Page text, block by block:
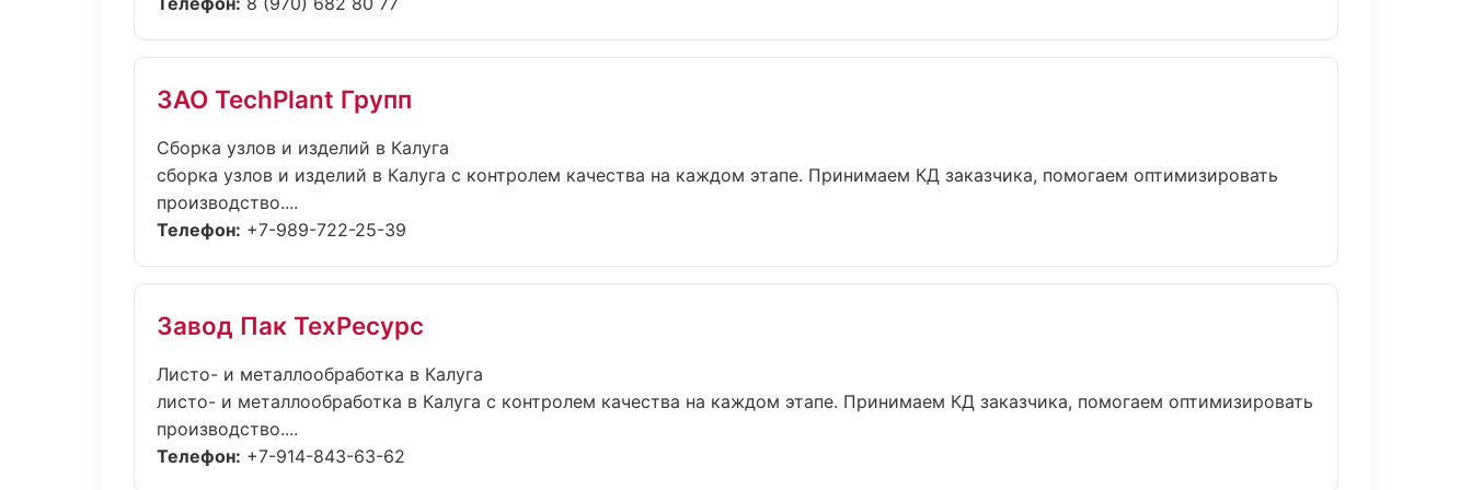
ЗАО TechPlant Групп
Сборка узлов и изделий в Калуга
сборка узлов и изделий в Калуга с контролем качества на каждом этапе. Принимаем КД заказчика, помогаем оптимизировать
производство....
Телефон: +7-989-722-25-39
Завод Пак ТехРесурс
Листо- и металлообработка в Калуга
листо- и металлообработка в Калуга с контролем качества на каждом этапе. Принимаем КД заказчика, помогаем оптимизировать
производство....
Телефон: +7-914-843-63-62